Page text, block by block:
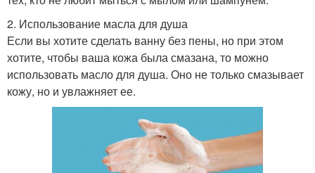
2. Использование масла для душа
Если вы хотите сделать ванну без пены, но при этом
хотите, чтобы ваша кожа была смазана, то можно
использовать масло для душа. Оно не только смазывает
кожу, но и увлажняет ее.